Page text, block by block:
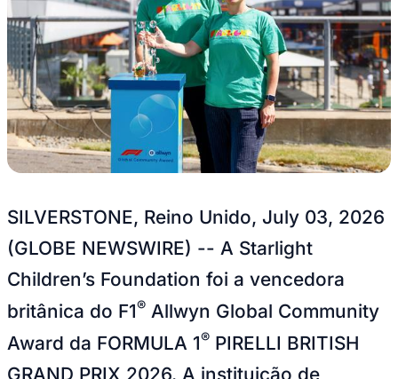
SILVERSTONE, Reino Unido, July 03, 2026
(GLOBE NEWSWIRE) -- A Starlight
Children’s Foundation foi a vencedora
britânica do F1 Allwyn Global Community
Award da FORMULA 1
PIRELLI BRITISH
GRAND PRIX 2026. A instituição de
caridade, que ajuda crianças gravemente